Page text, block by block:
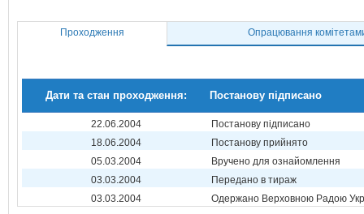
Проходження Опрацювання
Дати та стан проходження: Постанову підписано
22.06.2004
Постанову підписано
18.06.2004
Постанову прийнято
05.03.2004
Вручено для ознайомлення
03.03.2004
Передано в тираж
03.03.2004
Одержано Верховною Радою